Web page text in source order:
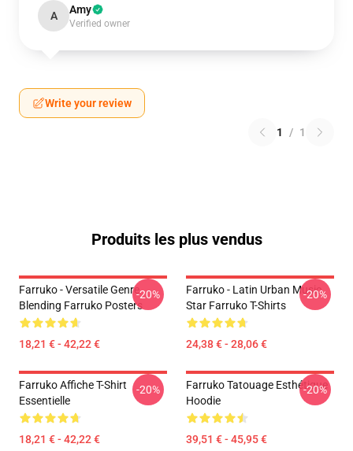
A Amy
Verified owner
Write your review
1 / 1
Produits les plus vendus
Farruko - Versatile Genre
Blending Farruko Posters
18,21 € - 42,22 €
-20%
Farruko - Latin Urban Music
Star Farruko T-Shirts
24,38 € - 28,06 €
-20%
Farruko Affiche T-Shirt
Essentielle
18,21 € - 42,22 €
-20%
Farruko Tatouage Esthétique
Hoodie
39,51 € - 45,95 €
-20%